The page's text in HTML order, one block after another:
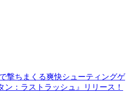
撃ちまくる爽快シューティングゲ
ン：ラストラッシュ』リリース！